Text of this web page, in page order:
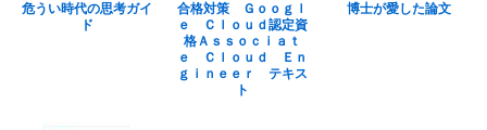
危うい時代の思考ガイ
ド
合格対策 Ｇｏｏｇｌ
ｅ Ｃｌｏｕｄ認定資
格Ａｓｓｏｃｉａｔ
ｅ Ｃｌｏｕｄ Ｅｎ
ｇｉｎｅｅｒ テキス
ト
博士が愛した論文